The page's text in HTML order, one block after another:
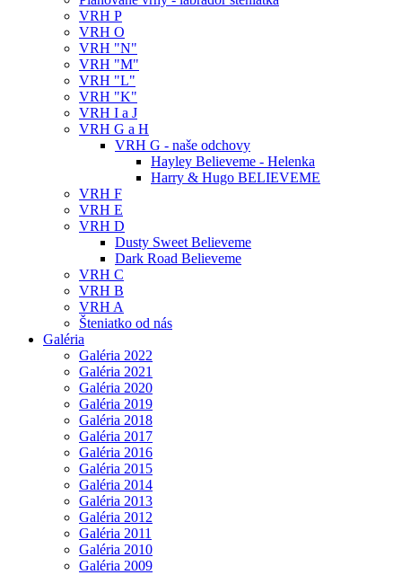
VRH P
VRH O
VRH "N"
VRH "M"
VRH "L"
VRH "K"
VRH I a J
VRH G a H
VRH G - naše odchovy
Hayley Believeme - Helenka
Harry & Hugo BELIEVEME
VRH F
VRH E
VRH D
Dusty Sweet Believeme
Dark Road Believeme
VRH C
VRH B
VRH A
Šteniatko od nás
Galéria
Galéria 2022
Galéria 2021
Galéria 2020
Galéria 2019
Galéria 2018
Galéria 2017
Galéria 2016
Galéria 2015
Galéria 2014
Galéria 2013
Galéria 2012
Galéria 2011
Galéria 2010
Galéria 2009